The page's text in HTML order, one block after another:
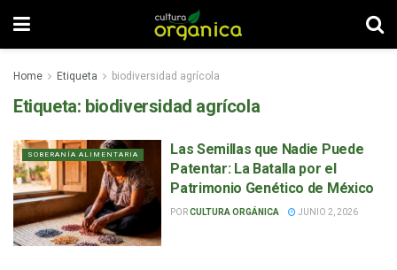
Home Etiqueta biodiversidad agrícola
Etiqueta: biodiversidad agrícola
SOBERANÍA ALIMENTARIA
Las Semillas que Nadie Puede
Patentar: La Batalla por el
Patrimonio Genético de México
PORCULTURA ORGÁNICA JUNIO 2, 2026